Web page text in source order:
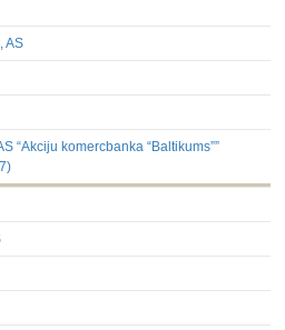
AS
“Akciju komercbanka “Baltikums””